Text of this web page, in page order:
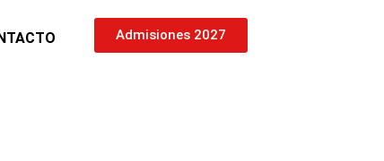
Admisiones 2027